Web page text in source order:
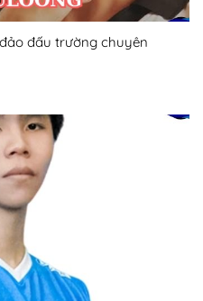
đấu trường chuyên